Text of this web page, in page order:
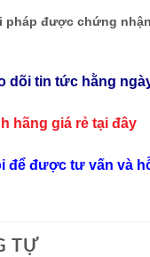
pháp được chứng
dõi tin tức hằng
hãng giá rẻ tại đây
để được tư vấn và
TỰ